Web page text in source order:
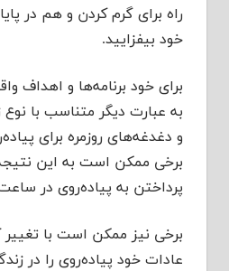
راه برای گرم كردن و هم در
خود بیفزایید.
برای خود برنامه‌ها و اهداف
به عبارت دیگر متناسب با نوع
و دغدغه‌های روزمره برای
برخی ممكن است به این
پرداختن به پیاده‌روی در
برخی نیز ممكن است با
عادات خود پیاده‌روی را در